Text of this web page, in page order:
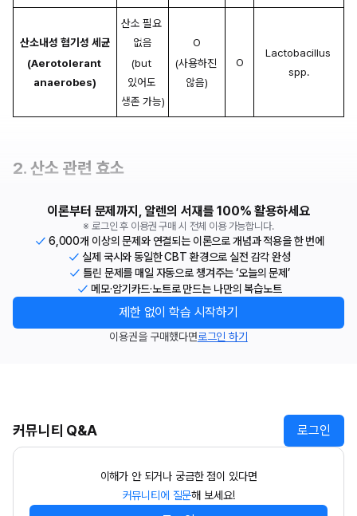
산소내성 혐기성 세균
(Aerotolerant
anaerobes)
산소 필요
없음
(but
있어도
생존 가능)
O
(사용하진
않음)
O
Lactobacillus
spp.
2. 산소 관련 효소
이론부터 문제까지, 알렌의 서재를 100% 활용하세요
※ 로그인 후 이용권 구매 시 전체 이용 가능합니다.
6,000개 이상의 문제와 연결되는 이론으로 개념과 적용을 한 번에
실제 국시와 동일한 CBT 환경으로 실전 감각 완성
틀린 문제를 매일 자동으로 챙겨주는 ‘오늘의 문제’
메모·암기카드·노트로 만드는 나만의 복습노트
제한 없이 학습 시작하기
이용권을 구매했다면로그인 하기
커뮤니티 Q&A 로그인
이해가 안 되거나 궁금한 점이 있다면
커뮤니티에 질문해 보세요!